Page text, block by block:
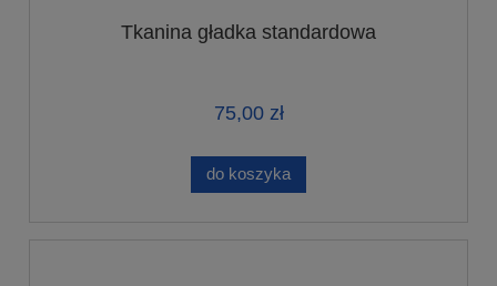
Tkanina gładka standardowa
75,00 zł
do koszyka